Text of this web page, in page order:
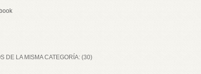
DE LA MISMA CATEGORÍA: (30)